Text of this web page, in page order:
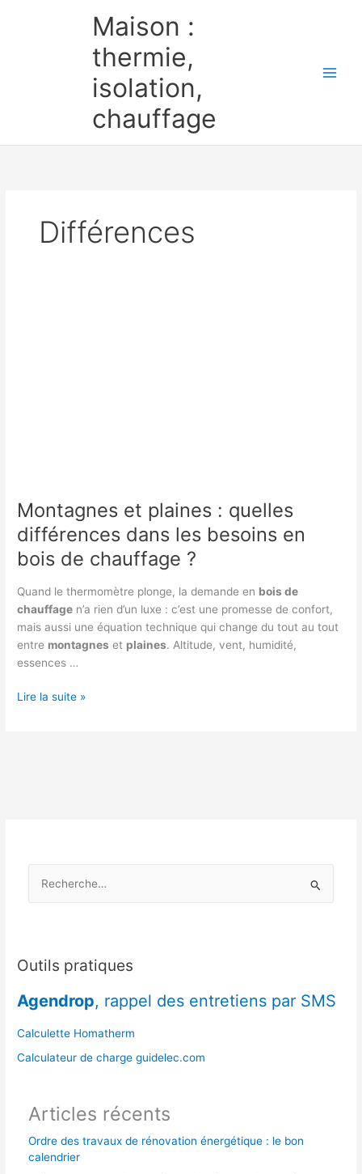
Maison :
thermie,
isolation,
chauffage
Différences
Montagnes et plaines : quelles
différences dans les besoins en
bois de chauffage ?
Quand le thermomètre plonge, la demande en bois de
chauffage n’a rien d’un luxe : c’est une promesse de confort,
mais aussi une équation technique qui change du tout au tout
entre montagnes et plaines. Altitude, vent, humidité,
essences …
Montagnes
Lire la suite »
e
c
h
:
Outils pratiques
Agendrop, rappel des entretiens par SMS
Calculette Homatherm
Calculateur de charge guidelec.com
Articles récents
Ordre des travaux de rénovation énergétique : le bon
calendrier